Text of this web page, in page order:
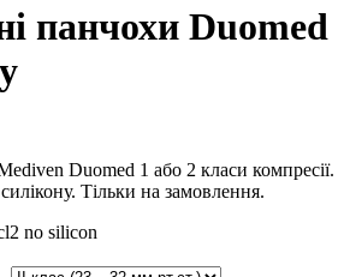
панчохи Duomed
Duomed 1 або 2 класи компресії.
Тільки на замовлення.
no silicon